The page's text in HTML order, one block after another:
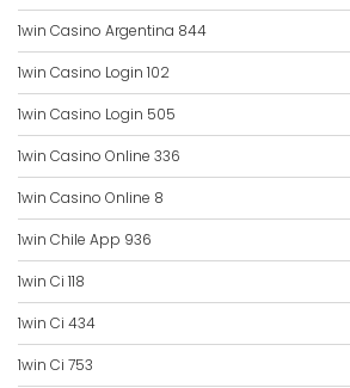
1win Casino Argentina 844
1win Casino Login 102
1win Casino Login 505
1win Casino Online 336
1win Casino Online 8
1win Chile App 936
1win Ci 118
1win Ci 434
1win Ci 753